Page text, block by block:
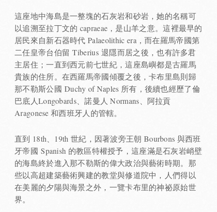
這座地中海島是一整塊的石灰岩和砂岩，她的名稱可
以追溯至拉丁文的 capraeae，是山羊之意。這裡最早的
居民來自新石器時代 Palaeolithic era，而在羅馬帝國第
二任皇帝台伯留 Tiberius 退隱而居之後，也有許多君
主居住；一直到西元前七世紀，這座島嶼都是古羅馬
貴族的住所。在西羅馬帝國傾覆之後，卡布里島則歸
那不勒斯公國 Duchy of Naples 所有，後續也經歷了倫
巴底人Longobards、諾曼人 Normans、阿拉貢
Aragonese 和西班牙人的管轄。
直到 18th、19th 世紀，因著波旁王朝 Bourbons 與西班
牙帝國 Spanish 的教區特權授予，這座滿是石灰岩峭壁
的海島終於進入那不勒斯的偉大政治與藝術時期。那
些以高超建築藝術興建的教堂與修道院中，人們得以
在美麗的夕陽與海景之外，一覽卡布里的神祕原始世
界。